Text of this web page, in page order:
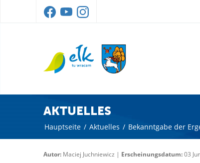
AKTUELLES
Hauptseite / Aktuelles / Bekanntgabe der
Autor: Maciej Juchniewicz | Erscheinungsdatum:03